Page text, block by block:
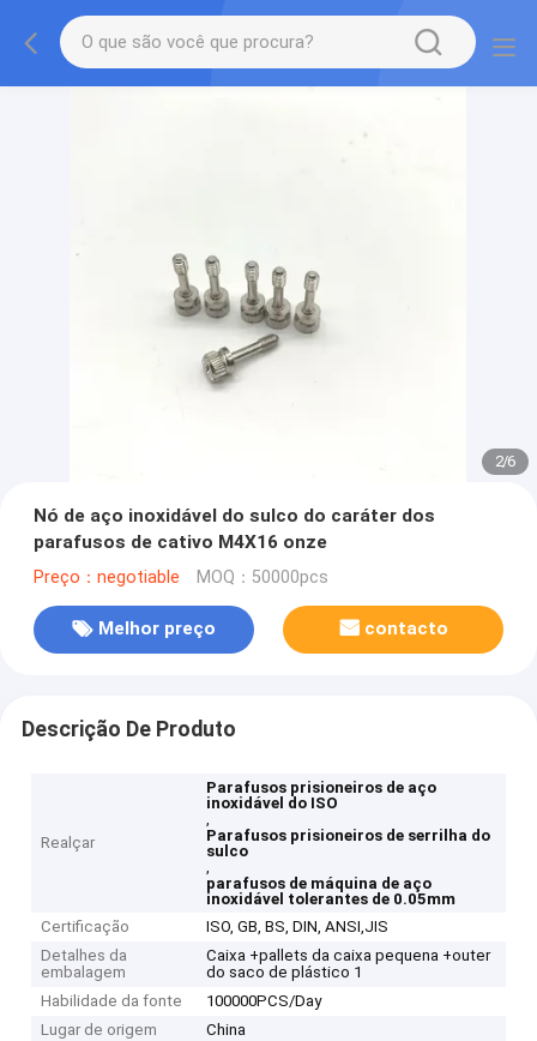
2/6
Nó de aço inoxidável do sulco do caráter dos
parafusos de cativo M4X16 onze
Preço：negotiable MOQ：50000pcs
Melhor preço contacto
Descrição De Produto
Realçar
Parafusos prisioneiros de aço
inoxidável do ISO
,
Parafusos prisioneiros de serrilha do
sulco
,
parafusos de máquina de aço
inoxidável tolerantes de 0.05mm
Certificação
ISO, GB, BS, DIN, ANSI,JIS
Detalhes da
embalagem
Caixa +pallets da caixa pequena +outer
do saco de plástico 1
Habilidade da fonte
100000PCS/Day
Lugar de origem
China